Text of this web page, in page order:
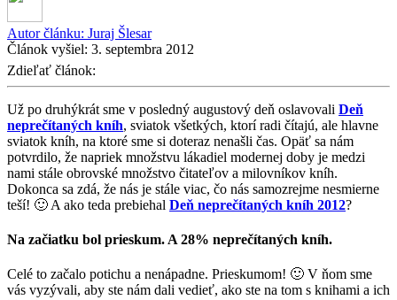
Autor článku: Juraj Šlesar
Článok vyšiel: 3. septembra 2012
Zdieľať článok:
Už po druhýkrát sme v posledný augustový deň oslavovali Deň
neprečítaných kníh, sviatok všetkých, ktorí radi čítajú, ale hlavne
sviatok kníh, na ktoré sme si doteraz nenašli čas. Opäť sa nám
potvrdilo, že napriek množstvu lákadiel modernej doby je medzi
nami stále obrovské množstvo čitateľov a milovníkov kníh.
Dokonca sa zdá, že nás je stále viac, čo nás samozrejme nesmierne
teší! 🙂 A ako teda prebiehal Deň neprečítaných kníh 2012?
Na začiatku bol prieskum. A 28% neprečítaných kníh.
Celé to začalo potichu a nenápadne. Prieskumom! 🙂 V ňom sme
vás vyzývali, aby ste nám dali vedieť, ako ste na tom s knihami a ich